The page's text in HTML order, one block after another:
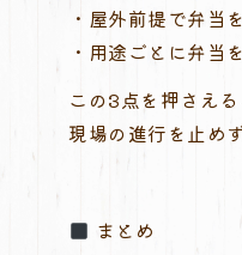
・屋外前提で弁当
・用途ごとに弁当
この3点を押さえる
現場の進行を止め
まとめ